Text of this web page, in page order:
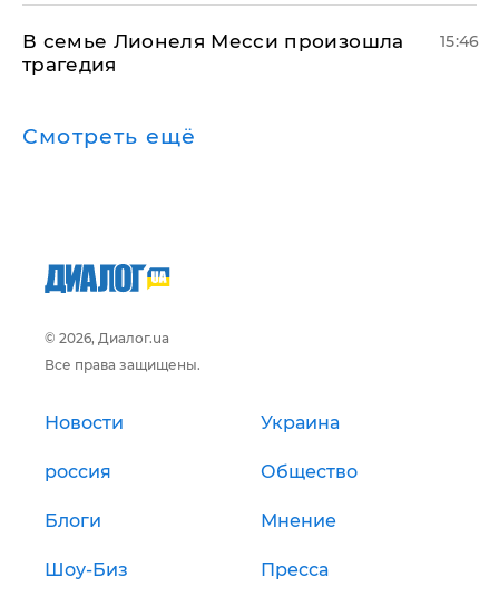
В семье Лионеля Месси произошла
трагедия
15:46
Смотреть ещё
© 2026, Диалог.ua
Все права защищены.
Новости Украина
россия Общество
Блоги Мнение
Шоу-Биз Пресса